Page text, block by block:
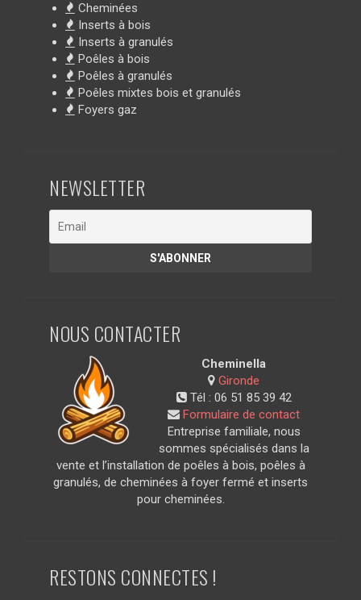
Cheminées
Inserts à bois
Inserts à granulés
Poêles à bois
Poêles à granulés
Poêles mixtes bois et granulés
Foyers gaz
NEWSLETTER
NOUS CONTACTER
Cheminella
Gironde
Tél : 06 51 85 39 42
Formulaire de contact
Entreprise familiale, nous
sommes spécialisés dans la
vente et l’installation de poêles à bois, poêles à
granulés, de cheminées à foyer fermé et inserts
pour cheminées.
RESTONS CONNECTES !